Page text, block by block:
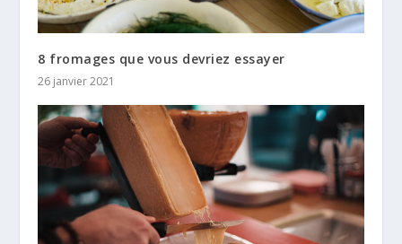
8 fromages que vous devriez essayer
26 janvier 2021